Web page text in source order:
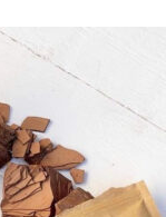
Lokaler
Om AYA
kurser